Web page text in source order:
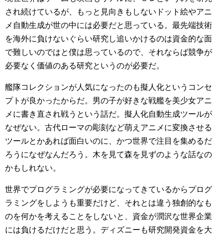
され続けているが、もっと見向きもしないドット絵やアニ
メ自動生成が世の中には必要だと思っている。最先端技術
を海外に負けないぐらい研究し追いかけるのは資金的な面
で難しいのではと僕は思っているので、それならば競争が
必要なく価値のある研究というのが必要だ。
艦隊コレクションが人気になったのも擬人化というコンセ
プトが良かったからだ。男の子が好きな戦艦を美少女アニ
メに書き直され戦うという話だ。擬人化自動生成ツールが
なぜない。古代ローマの彫刻など萌えアニメに変換させる
ツールとかあれば面白いのに、かつ世界で注目を集めるだ
ろうになぜなんだろう。木を見て森を見ずのような話なの
かもしれない。
世界でプログラミングが必要になってきているからプログ
ラミングをしようも重要だけど、それとは違う独創的なも
のを何かを考えることをしないと、資金が潤沢な世界企業
には負けるだけだと思う。ディズニーも研究開発資金を大